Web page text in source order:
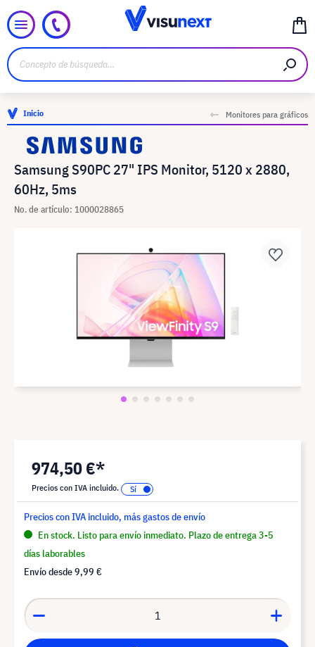
Inicio Monitores para gráficos
Samsung S90PC 27" IPS Monitor, 5120 x 2880,
60Hz, 5ms
No. de artículo: 1000028865
974,50 €*
Precios con IVA incluido.
Precios con IVA incluido, más gastos de envío
En stock. Listo para envío inmediato. Plazo de entrega 3-5
días laborables
Envío desde9,99 €